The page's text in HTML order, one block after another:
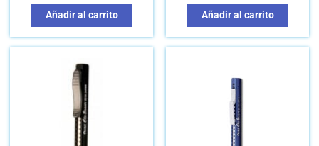
Añadir al carrito Añadir al carrito